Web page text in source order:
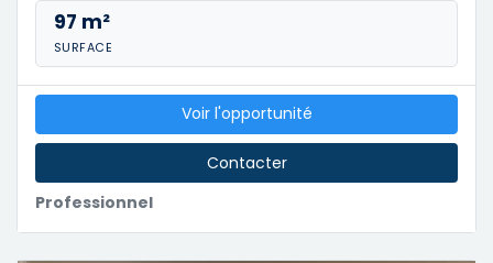
97 m²
SURFACE
Professionnel
Voir l'opportunité
Contacter